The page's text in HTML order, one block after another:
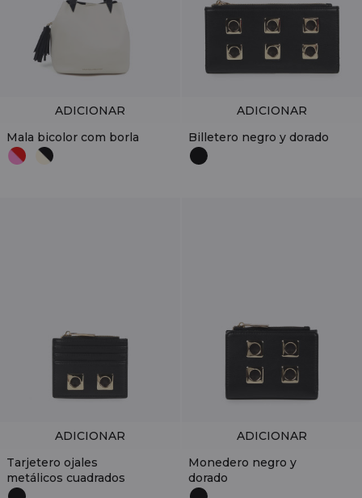
Mala bicolor com borla
ADICIONAR
Billetero negro y dorado
ADICIONAR
Tarjetero ojales
metálicos cuadrados
ADICIONAR
Monedero negro y
dorado
ADICIONAR